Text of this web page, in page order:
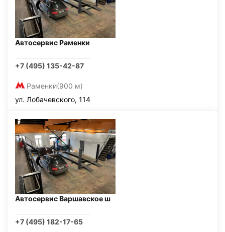
Автосервис Раменки
+7 (495) 135-42-87
Раменки(900 м)
ул. Лобачевского, 114
Автосервис Варшавское ш
+7 (495) 182-17-65